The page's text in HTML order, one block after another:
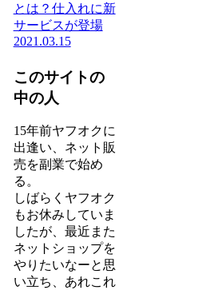
とは？仕入れに新
サービスが登場
2021.03.15
このサイトの
中の人
15年前ヤフオクに
出逢い、ネット販
売を副業で始め
る。
しばらくヤフオク
もお休みしていま
したが、最近また
ネットショップを
やりたいなーと思
い立ち、あれこれ